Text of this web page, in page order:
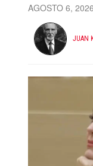
AGOSTO 6, 2026
JUAN